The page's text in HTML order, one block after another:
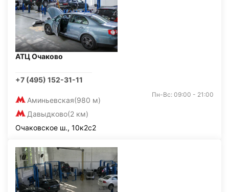
АТЦ Очаково
+7 (495) 152-31-11
Аминьевская(980 м)
Давыдково(2 км)
Пн-Вс: 09:00 - 21:00
Очаковское ш., 10к2с2